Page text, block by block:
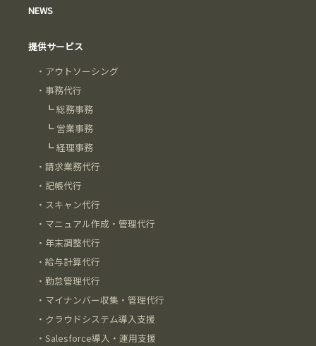
NEWS
提供サービス
・ アウトソーシング
・ 事務代行
┗総務事務
┗ 営業事務
┗経理事務
・請求業務代行
・ 記帳代行
・ スキャン代行
・ マニュアル作成・管理代行
・ 年末調整代行
・給与計算代行
・勤怠管理代行
・ マイナンバー収集・管理代行
・ クラウドシステム導入支援
・Salesforce導入・運用支援